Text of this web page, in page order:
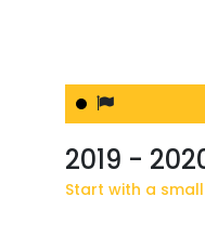
2019 -
Start with a